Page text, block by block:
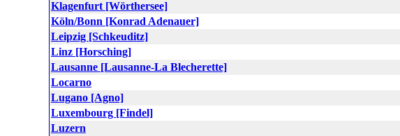
Klagenfurt [Wörthersee]
Köln/Bonn [Konrad Adenauer]
Leipzig [Schkeuditz]
Linz [Horsching]
Lausanne [Lausanne-La Blecherette]
Locarno
Lugano [Agno]
Luxembourg [Findel]
Luzern